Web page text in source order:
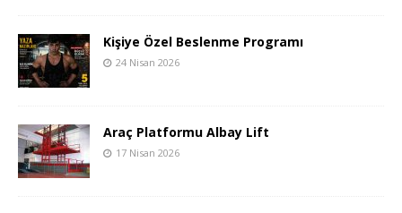
Kişiye Özel Beslenme Programı
24 Nisan 2026
Araç Platformu Albay Lift
17 Nisan 2026